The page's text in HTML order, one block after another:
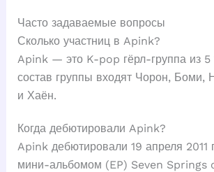
Часто задаваемые вопросы
Сколько участниц в Apink?
Apink — это K-pop гёрл-группа из 5
состав группы входят Чорон,
и Хаён.
Когда дебютировали Apink?
Apink дебютировали 19 апреля 2011
мини-альбомом (EP) Seven Springs